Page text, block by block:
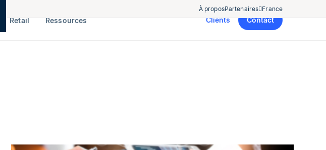
À proposPartenaires France
Retail Ressources Clients Contact